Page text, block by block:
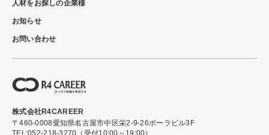
人材をお探しの企業様
お知らせ
お問い合わせ
株式会社R4CAREER
〒460-0008愛知県名古屋市中区栄2-9-26ポーラビル3F
TEL:052-218-3270（受付10:00～19:00）